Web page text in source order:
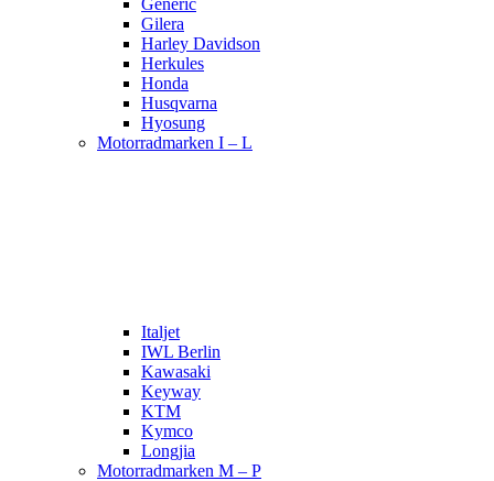
Generic
Gilera
Harley Davidson
Herkules
Honda
Husqvarna
Hyosung
Motorradmarken I – L
Italjet
IWL Berlin
Kawasaki
Keyway
KTM
Kymco
Longjia
Motorradmarken M – P